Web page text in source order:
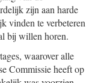
zijn aan harde
vinden te verbeteren
bij willen horen.
waarover alle
Commissie heeft op